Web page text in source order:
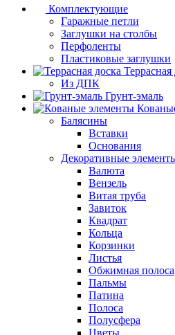
Комплектующие
Гаражные петли
Заглушки на столбы
Перфоленты
Пластиковые заглушки
Террасная
Из ДПК
Грунт-эмаль
Балясины
Вставки
Основания
Декоративные
Валюта
Вензель
Витая труба
Завиток
Квадрат
Кольца
Корзинки
Листья
Обжимная полоса
Пальмы
Патина
Полоса
Полусфера
Цветы